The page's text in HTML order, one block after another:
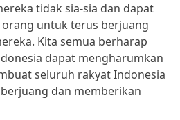
tidak sia-sia dan dapat
untuk terus berjuang
Kita semua berharap
dapat mengharumkan
seluruh rakyat Indonesia
dan memberikan